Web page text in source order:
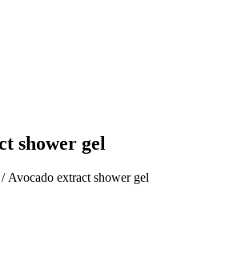
shower gel
/ Avocado extract shower gel